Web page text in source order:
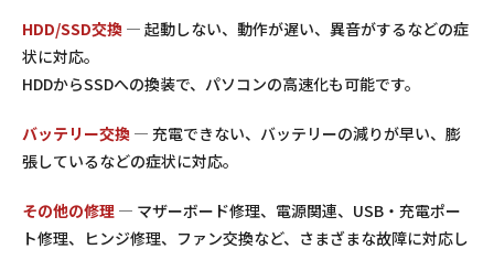
HDD/SSD交換 — 起動しない、動作が遅い、異音がするなどの症
状に対応。
HDDからSSDへの換装で、パソコンの高速化も可能です。
バッテリー交換 — 充電できない、バッテリーの減りが早い、膨
張しているなどの症状に対応。
その他の修理 — マザーボード修理、電源関連、USB・充電ポー
ト修理、ヒンジ修理、ファン交換など、さまざまな故障に対応し